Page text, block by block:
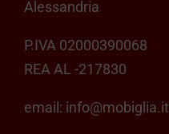
Alessandria
P.IVA 02000390068
REA AL -217830
email: info@mobiglia.it